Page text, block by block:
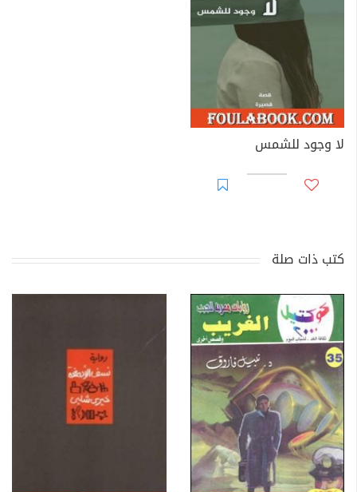
لا وجود للشمس
كتب ذات صلة